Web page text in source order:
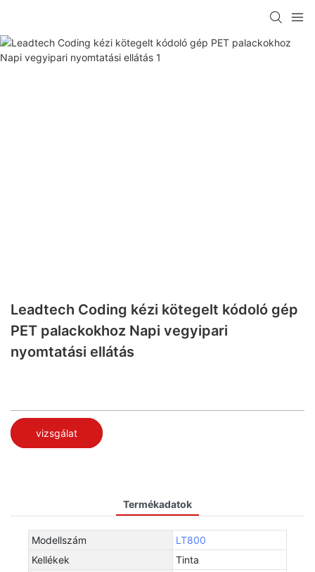
Leadtech Coding kézi kötegelt kódoló gép
PET palackokhoz Napi vegyipari
nyomtatási ellátás
vizsgálat
Termékadatok
Modellszám
LT800
Kellékek
Tinta